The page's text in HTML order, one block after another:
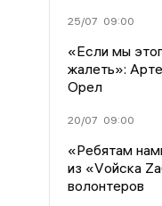
25/07 09:00
«Если мы
жалеть»:
Орел
20/07 09:00
«Ребятам
из «Vойска
волонтеров